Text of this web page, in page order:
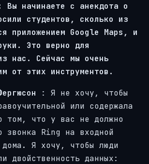
начинаете с анекдота о
студентов, сколько из
приложением Google Maps, и
Это верно для
нас. Сейчас мы очень
от этих инструментов.
: Я не хочу, чтобы
или содержала
том, что у вас не должно
звонка Ring на входной
Я хочу, чтобы люди
двойственность данных: